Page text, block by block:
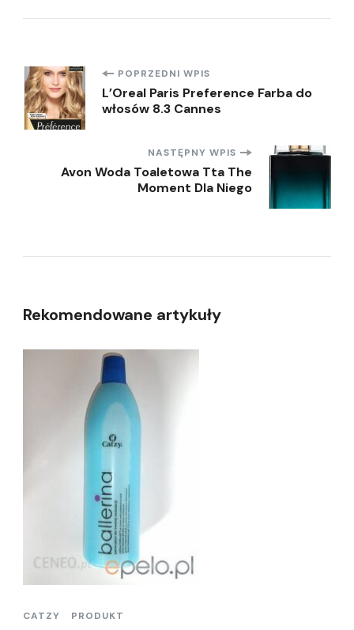
Nawigacja
wpisu
POPRZEDNI WPIS
L’Oreal Paris Preference Farba do
włosów 8.3 Cannes
NASTĘPNY WPIS
Avon Woda Toaletowa Tta The
Moment Dla Niego
Rekomendowane artykuły
CATZY PRODUKT